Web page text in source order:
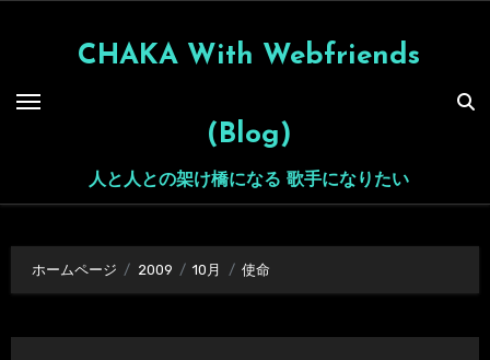
CHAKA With Webfriends
(Blog)
人と人との架け橋になる 歌手になりたい
ホームページ 2009 10月 使命